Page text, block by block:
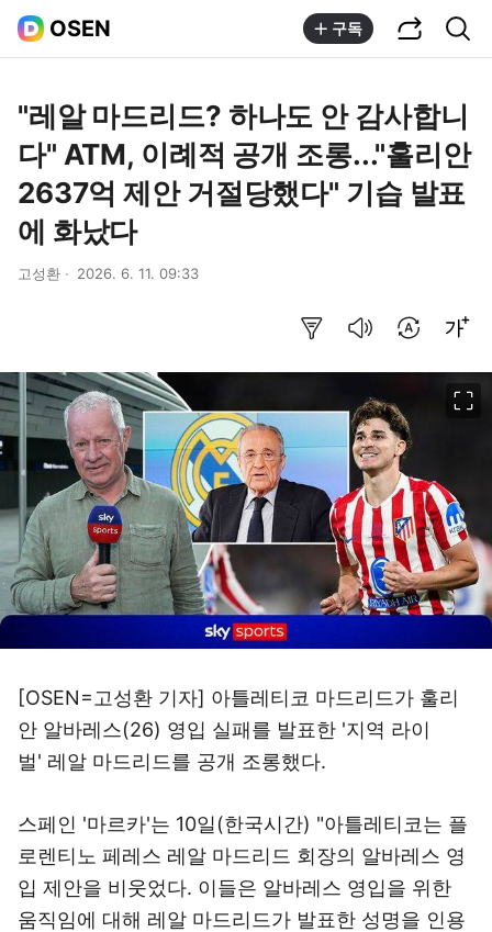
OSEN 구독
"레알 마드리드? 하나도 안 감사합니
다" ATM, 이례적 공개 조롱..."훌리안
2637억 제안 거절당했다" 기습 발표
에 화났다
고성환 2026. 6. 11. 09:33
[OSEN=고성환 기자] 아틀레티코 마드리드가 훌리
안 알바레스(26) 영입 실패를 발표한 '지역 라이
벌' 레알 마드리드를 공개 조롱했다.
스페인 '마르카'는 10일(한국시간) "아틀레티코는 플
로렌티노 페레스 레알 마드리드 회장의 알바레스 영
입 제안을 비웃었다. 이들은 알바레스 영입을 위한
움직임에 대해 레알 마드리드가 발표한 성명을 인용